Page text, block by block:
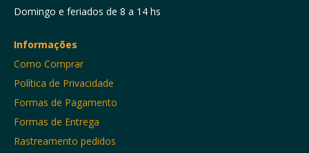
Domingo e feriados de 8 a 14 hs
Informações
Como Comprar
Política de Privacidade
Formas de Pagamento
Formas de Entrega
Rastreamento pedidos